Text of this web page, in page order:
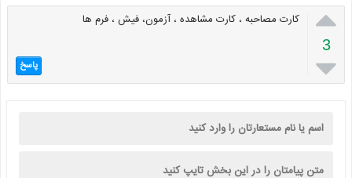

3

کارت مصاحبه ، کارت مشاهده ، آزمون، فیش ، فرم ها
پاسخ